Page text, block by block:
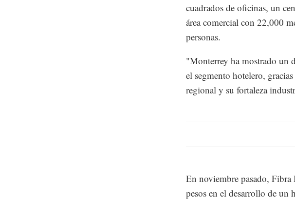
cuadrados de oficinas, un
área comercial con 22,000
personas.
"Monterrey ha mostrado un
el segmento hotelero,
regional y su fortaleza
En noviembre pasado,
pesos en el desarrollo de un